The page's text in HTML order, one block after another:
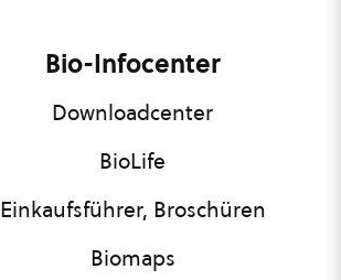
Bio-Infocenter
Downloadcenter
BioLife
Einkaufsführer, Broschüren
Biomaps